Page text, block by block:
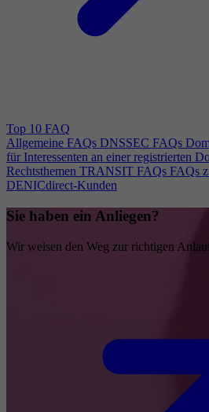
Top 10 FAQ
Allgemeine FAQs DNSSEC FAQs
für Interessenten an einer registrierten
Rechtsthemen TRANSIT FAQs FAQs
DENICdirect-Kunden
Sie haben ein Anliegen?
Wir weisen den Weg zur richtigen